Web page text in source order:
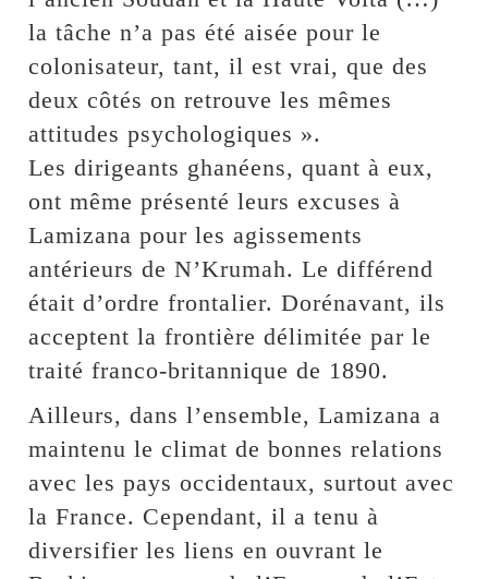
la tâche n’a pas été aisée pour le
colonisateur, tant, il est vrai, que des
deux côtés on retrouve les mêmes
attitudes psychologiques ».
Les dirigeants ghanéens, quant à eux,
ont même présenté leurs excuses à
Lamizana pour les agissements
antérieurs de N’Krumah. Le différend
était d’ordre frontalier. Dorénavant, ils
acceptent la frontière délimitée par le
traité franco-britannique de 1890.
Ailleurs, dans l’ensemble, Lamizana a
maintenu le climat de bonnes relations
avec les pays occidentaux, surtout avec
la France. Cependant, il a tenu à
diversifier les liens en ouvrant le